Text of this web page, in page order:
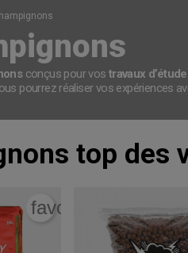
conçus pour vos travaux
pourrez réaliser vos expériences
top des
favorite_border